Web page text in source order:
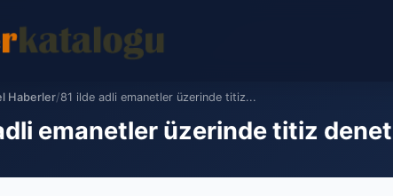
Haberler/81 ilde adli emanetler üzerinde titiz...
emanetler üzerinde titiz